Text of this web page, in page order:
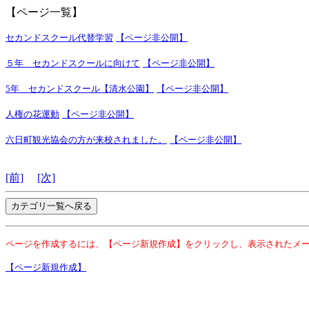
【ページ一覧】
セカンドスクール代替学習 【ページ非公開】
５年 セカンドスクールに向けて 【ページ非公開】
5年 セカンドスクール【清水公園】 【ページ非公開】
人権の花運動 【ページ非公開】
六日町観光協会の方が来校されました。 【ページ非公開】
[前] [次]
ページを作成するには、【ページ新規作成】をクリックし、表示されたメ
【ページ新規作成】